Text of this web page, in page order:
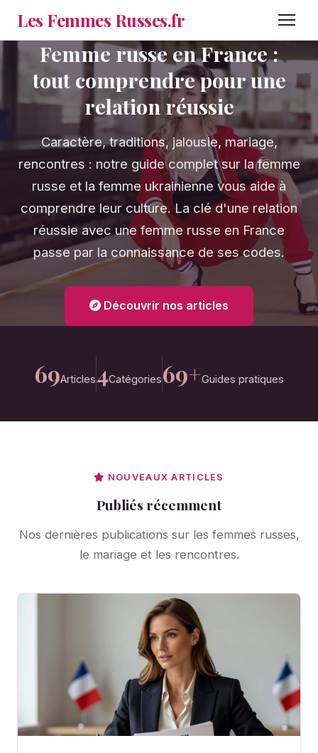
Les Femmes Russes.fr
Femme russe en France :
tout comprendre pour une
relation réussie
Caractère, traditions, jalousie, mariage,
rencontres : notre guide complet sur la femme
russe et la femme ukrainienne vous aide à
comprendre leur culture. La clé d'une relation
réussie avec une femme russe en France
passe par la connaissance de ses codes.
Découvrir nos articles
69Articles4Catégories69+Guides pratiques
NOUVEAUX ARTICLES
Publiés récemment
Nos dernières publications sur les femmes russes,
le mariage et les rencontres.